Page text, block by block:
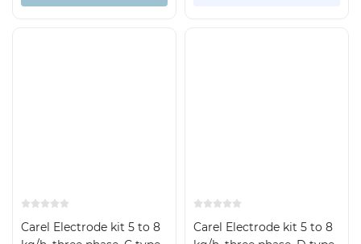
Carel Electrode kit 5 to 8
Carel Electrode kit 5 to 8